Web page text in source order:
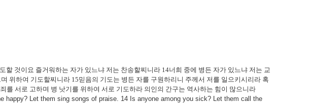
할 것이요 즐거워하는 자가 있느냐 저는 찬송할찌니라 14너희 중에 병든 자가 있느냐 저는 교
위하여 기도할찌니라 15믿음의 기도는 병든 자를 구원하리니 주께서 저를 일으키시리라 혹
를 서로 고하며 병 낫기를 위하여 서로 기도하라 의인의 간구는 역사하는 힘이 많으니라
happy? Let them sing songs of praise. 14 Is anyone among you sick? Let them call the